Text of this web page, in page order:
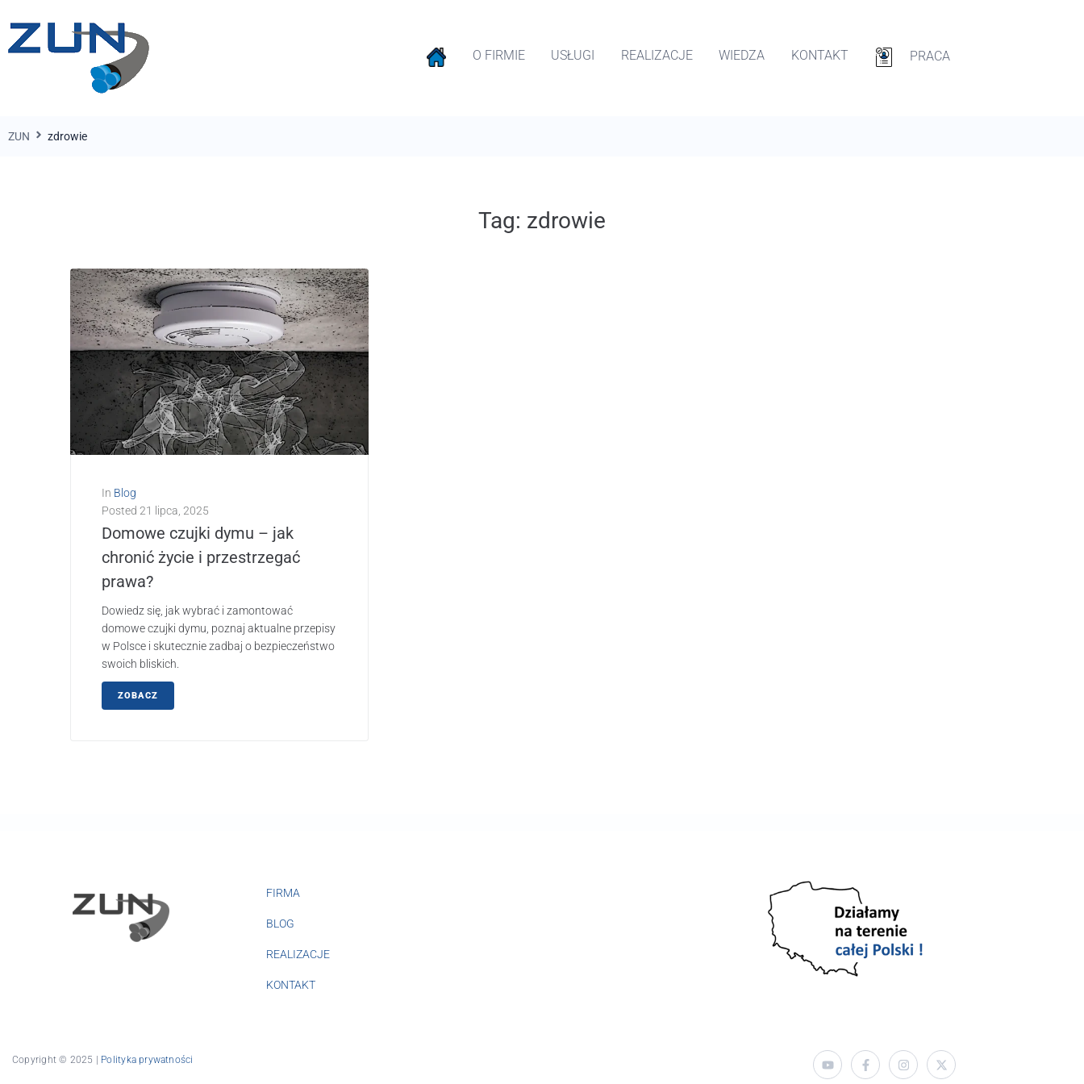
O FIRMIE USŁUGI REALIZACJE WIEDZA KONTAKT PRACA
ZUN zdrowie
Tag: zdrowie
In Blog
Posted 21 lipca, 2025
Domowe czujki dymu – jak
chronić życie i przestrzegać
prawa?
Dowiedz się, jak wybrać i zamontować
domowe czujki dymu, poznaj aktualne przepisy
w Polsce i skutecznie zadbaj o bezpieczeństwo
swoich bliskich.
ZOBACZ
FIRMA
BLOG
REALIZACJE
KONTAKT
Copyright © 2025 | Polityka prywatności